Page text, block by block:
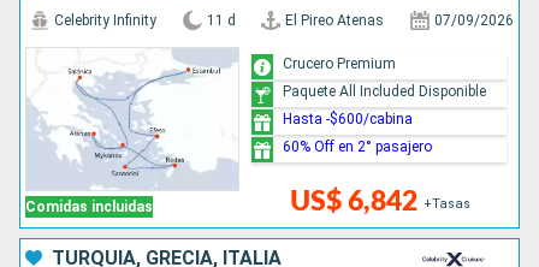
Comidas incluidas
Celebrity Infinity 11 d El Pireo Atenas 07/09/2026
US$ 6,842 +Tasas
Crucero Premium
Paquete All Included Disponible
Hasta -$600/cabina
60% Off en 2° pasajero
TURQUÍA, GRECIA, ITALIA